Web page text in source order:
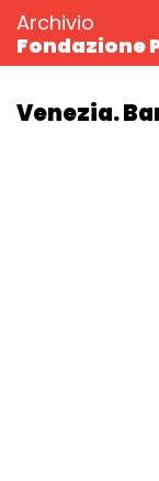
Archivio
Fondazione
Venezia.